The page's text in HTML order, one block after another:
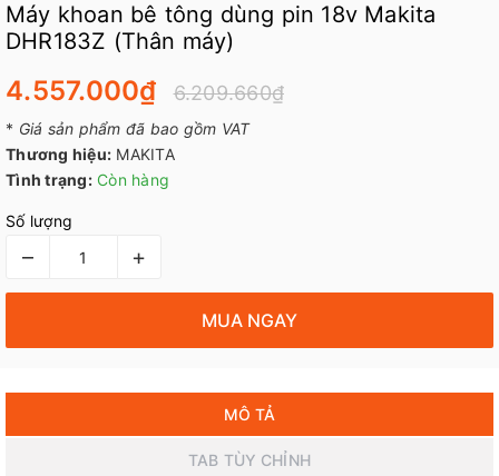
Máy khoan bê tông dùng pin 18v Makita
DHR183Z (Thân máy)
4.557.000₫ 6.209.660₫
* Giá sản phẩm đã bao gồm VAT
Thương hiệu: MAKITA
Tình trạng: Còn hàng
Số lượng
– +
MUA NGAY
MÔ TẢ
TAB TÙY CHỈNH